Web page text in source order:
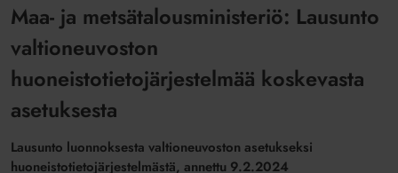
Maa- ja metsätalousministeriö: Lausunto
valtioneuvoston
huoneistotietojärjestelmää koskevasta
asetuksesta
Lausunto luonnoksesta valtioneuvoston asetukseksi
huoneistotietojärjestelmästä, annettu 9.2.2024